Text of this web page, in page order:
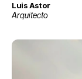
Luis Astor
Arquitecto